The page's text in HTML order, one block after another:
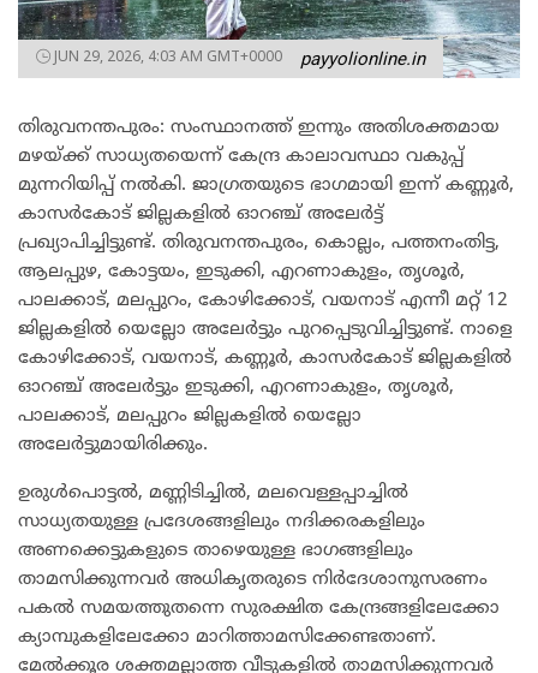
JUN 29, 2026, 4:03 AM GMT+0000 payyolionline.in
തിരുവനന്തപുരം: സംസ്ഥാനത്ത് ഇന്നും അതിശക്തമായ
മഴയ്ക്ക് സാധ്യതയെന്ന് കേന്ദ്ര കാലാവസ്ഥാ വകുപ്പ്
മുന്നറിയിപ്പ് നൽകി. ജാഗ്രതയുടെ ഭാഗമായി ഇന്ന് കണ്ണൂർ,
കാസർകോട് ജില്ലകളിൽ ഓറഞ്ച് അലേർട്ട്
പ്രഖ്യാപിച്ചിട്ടുണ്ട്. തിരുവനന്തപുരം, കൊല്ലം, പത്തനംതിട്ട,
ആലപ്പുഴ, കോട്ടയം, ഇടുക്കി, എറണാകുളം, തൃശൂർ,
പാലക്കാട്, മലപ്പുറം, കോഴിക്കോട്, വയനാട് എന്നീ മറ്റ് 12
ജില്ലകളിൽ യെല്ലോ അലേർട്ടും പുറപ്പെടുവിച്ചിട്ടുണ്ട്. നാളെ
കോഴിക്കോട്, വയനാട്, കണ്ണൂർ, കാസർകോട് ജില്ലകളിൽ
ഓറഞ്ച് അലേർട്ടും ഇടുക്കി, എറണാകുളം, തൃശൂർ,
പാലക്കാട്, മലപ്പുറം ജില്ലകളിൽ യെല്ലോ
അലേർട്ടുമായിരിക്കും.
​ഉരുൾപൊട്ടൽ, മണ്ണിടിച്ചിൽ, മലവെള്ളപ്പാച്ചിൽ
സാധ്യതയുള്ള പ്രദേശങ്ങളിലും നദിക്കരകളിലും
അണക്കെട്ടുകളുടെ താഴെയുള്ള ഭാഗങ്ങളിലും
താമസിക്കുന്നവർ അധികൃതരുടെ നിർദേശാനുസരണം
പകൽ സമയത്തുതന്നെ സുരക്ഷിത കേന്ദ്രങ്ങളിലേക്കോ
ക്യാമ്പുകളിലേക്കോ മാറിത്താമസിക്കേണ്ടതാണ്.
മേൽക്കൂര ശക്തമല്ലാത്ത വീടുകളിൽ താമസിക്കുന്നവർ